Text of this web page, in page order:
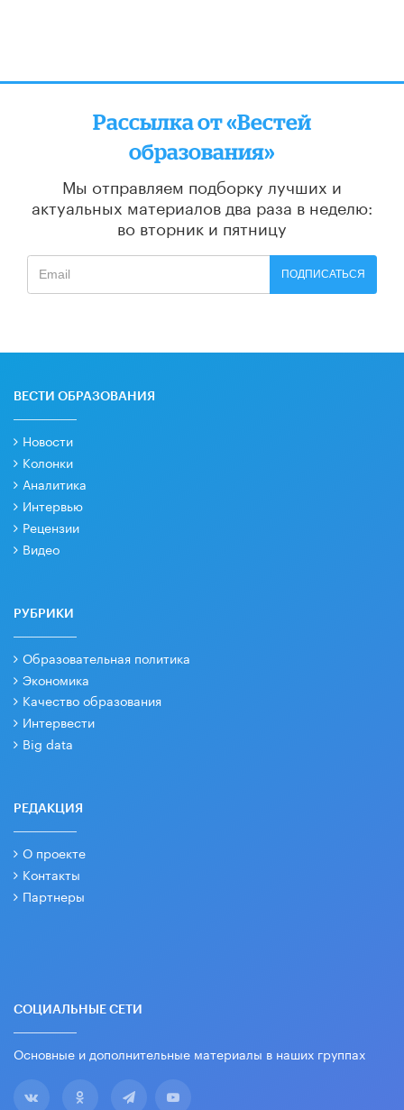
Рассылка от «Вестей
образования»
Мы отправляем подборку лучших и
актуальных материалов два раза в неделю:
во вторник и пятницу
ПОДПИСАТЬСЯ
ВЕСТИ ОБРАЗОВАНИЯ
Новости
Колонки
Аналитика
Интервью
Рецензии
Видео
РУБРИКИ
Образовательная политика
Экономика
Качество образования
Интервести
Big data
РЕДАКЦИЯ
О проекте
Контакты
Партнеры
СОЦИАЛЬНЫЕ СЕТИ
Основные и дополнительные материалы в наших группах